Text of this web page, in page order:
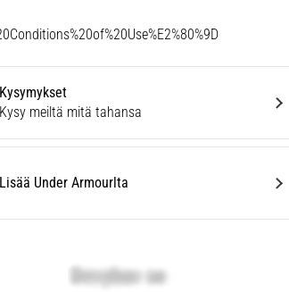
Kysymykset
Kysy meiltä mitä tahansa
Lisää Under Armourlta